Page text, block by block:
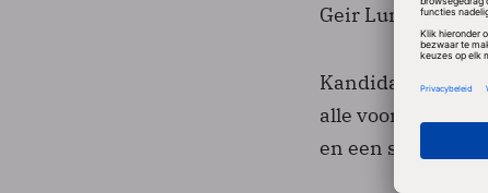
Geir Lundestad,
Kandidaten voor
alle voormalig
en een select